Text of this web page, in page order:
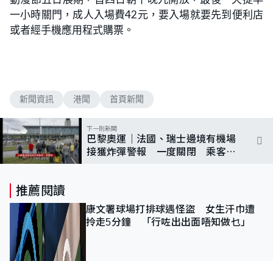
一小時關門，成人入場費42元，要入場就要先到便利店
或者經手機應用程式購票。
新聞資訊 港聞 首頁新聞
下一則新聞
巴黎奧運｜法國、瑞士邊境有機場
接獲炸彈警報 一度關閉 乘客緊
推薦閱讀
康文署球場打排球遇怪盜 女生汗巾遭
拎走5分鐘 「行咗出出面唔知做乜」